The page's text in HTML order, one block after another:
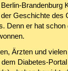
Brandenburg
Geschichte des
Denn er hat schon
Ärzten und
Diabetes-